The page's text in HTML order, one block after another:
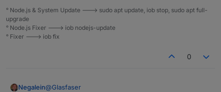
° Node.js & System Update ---> sudo apt update, iob stop, sudo apt full-
upgrade
° Node.js Fixer ---> iob nodejs-update
° Fixer ---> iob fix
0
Negalein@Glasfaser